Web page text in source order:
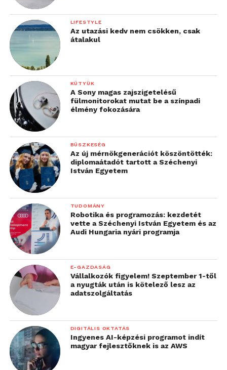
LIFESTYLE
Az utazási kedv nem csökken, csak
átalakul
KÜTYÜK
A Sony magas zajszigetelésű
fülmonitorokat mutat be a színpadi
élmény fokozására
BÜSZKESÉG
Az új mérnökgenerációt köszöntötték:
diplomaátadót tartott a Széchenyi
István Egyetem
TUDOMÁNY
Robotika és programozás: kezdetét
vette a Széchenyi István Egyetem és az
Audi Hungaria nyári programja
E-GAZDASÁG
Vállalkozók figyelem! Szeptember 1-től
a nyugták után is kötelező lesz az
adatszolgáltatás
DIGITÁLIS OKTATÁS
Ingyenes AI-képzési programot indít
magyar fejlesztőknek is az AWS